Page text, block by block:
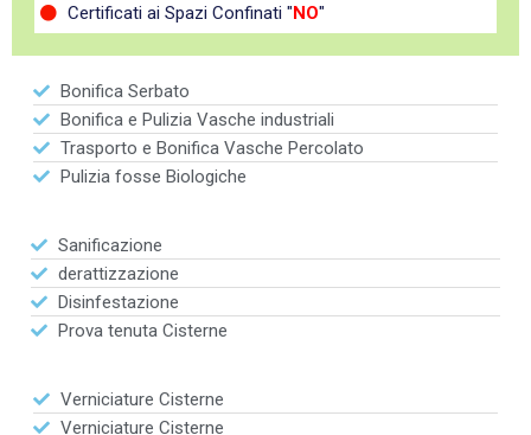
Certificati ai Spazi Confinati " NO"
Bonifica Serbato
Bonifica e Pulizia Vasche industriali
Trasporto e Bonifica Vasche Percolato
Pulizia fosse Biologiche
Sanificazione
derattizzazione
Disinfestazione
Prova tenuta Cisterne
Verniciature Cisterne
Verniciature Cisterne